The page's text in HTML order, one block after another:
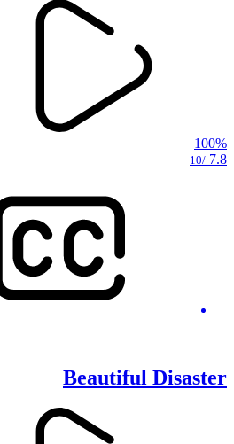
100%
7.8
/10
Beautiful Disaster